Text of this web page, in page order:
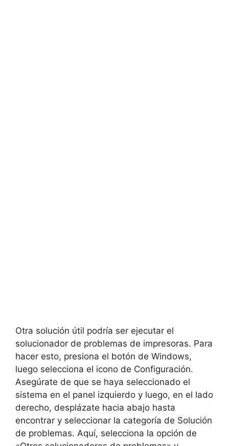
Otra solución útil podría ser ejecutar el
solucionador de problemas de impresoras. Para
hacer esto, presiona el botón de Windows,
luego selecciona el icono de Configuración.
Asegúrate de que se haya seleccionado el
sistema en el panel izquierdo y luego, en el lado
derecho, desplázate hacia abajo hasta
encontrar y seleccionar la categoría de Solución
de problemas. Aquí, selecciona la opción de